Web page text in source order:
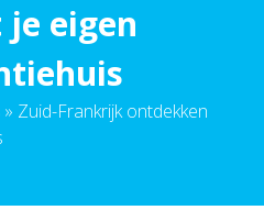
eigen
» Zuid-Frankrijk ontdekken